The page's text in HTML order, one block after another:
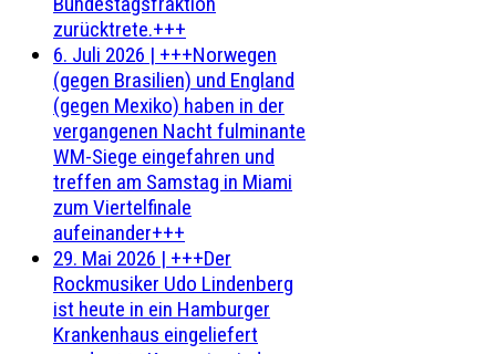
zurücktrete.+++
6. Juli 2026 | +++Norwegen
(gegen Brasilien) und England
(gegen Mexiko) haben in der
vergangenen Nacht fulminante
WM-Siege eingefahren und
treffen am Samstag in Miami
zum Viertelfinale
aufeinander+++
29. Mai 2026 | +++Der
Rockmusiker Udo Lindenberg
ist heute in ein Hamburger
Krankenhaus eingeliefert